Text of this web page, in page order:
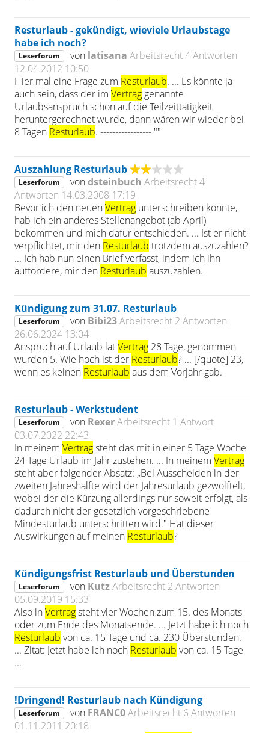
Resturlaub - gekündigt, wieviele Urlaubstage
habe ich noch?
Leserforum von latisana Arbeitsrecht4 Antworten
12.04.2012 10:50
Hier mal eine Frage zum Resturlaub. ... Es könnte ja
auch sein, dass der imVertrag genannte
Urlaubsanspruch schon auf die Teilzeittätigkeit
heruntergerechnet wurde, dann wären wir wieder bei
8 Tagen Resturlaub. ----------------- ""
Auszahlung Resturlaub
Leserforum vondsteinbuch Arbeitsrecht4
Antworten 14.03.2008 17:19
Bevor ich den neuenVertrag unterschreiben konnte,
hab ich ein anderes Stellenangebot (ab April)
bekommen und mich dafür entschieden. ... Ist er nicht
verpflichtet, mir den Resturlaub trotzdem auszuzahlen?
... Ich hab nun einen Brief verfasst, indem ich ihn
auffordere, mir den Resturlaub auszuzahlen.
Kündigung zum 31.07. Resturlaub
Leserforum von Bibi23Arbeitsrecht 2 Antworten
26.06.2024 13:04
Anspruch auf Urlaub latVertrag 28 Tage, genommen
wurden 5. Wie hoch ist der Resturlaub? ... [/quote] 23,
wenn es keinen Resturlaub aus dem Vorjahr gab.
Resturlaub - Werkstudent
Leserforum von RexerArbeitsrecht 1 Antwort
03.07.2022 22:43
In meinemVertragsteht das mit in einer 5 Tage Woche
24 Tage Urlaub im Jahr zustehen. ... In meinemVertrag
steht aber folgender Absatz: „Bei Ausscheiden in der
zweiten Jahreshälfte wird der Jahresurlaub gezwölftelt,
wobei der die Kürzung allerdings nur soweit erfolgt, als
dadurch nicht der gesetzlich vorgeschriebene
Mindesturlaub unterschritten wird." Hat dieser
Auswirkungen auf meinen Resturlaub?
Kündigungsfrist Resturlaub und Überstunden
Leserforum von KutzArbeitsrecht 2 Antworten
05.09.2019 15:33
Also inVertragsteht vier Wochen zum 15. des Monats
oder zum Ende des Monatsende. ... Jetzt habe ich noch
Resturlaub von ca. 15 Tage und ca. 230 Überstunden.
... Zitat: Jetzt habe ich noch Resturlaub von ca. 15 Tage
...
!Dringend! Resturlaub nach Kündigung
Leserforum von FRANC0Arbeitsrecht 6 Antworten
01.11.2011 20:18